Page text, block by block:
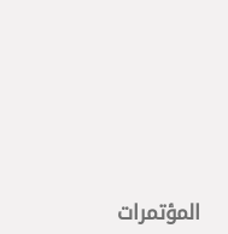
المؤتمرات